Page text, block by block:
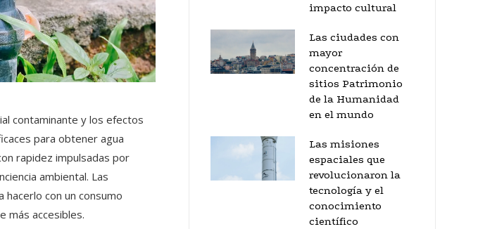
contaminante y los efectos
para obtener agua
rapidez impulsadas por
ambiental. Las
hacerlo con un consumo
más accesibles.
impacto cultural
Las ciudades con
mayor
concentración de
sitios Patrimonio
de la Humanidad
en el mundo
Las misiones
espaciales que
revolucionaron la
tecnología y el
conocimiento
científico